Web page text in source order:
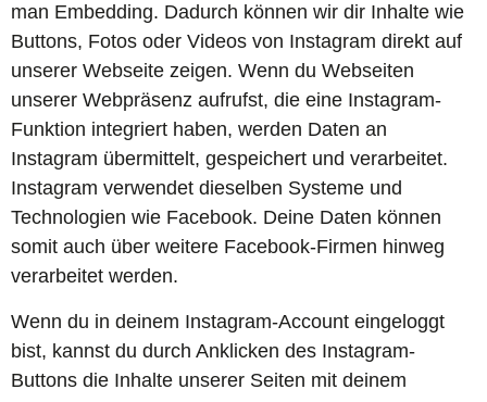
man Embedding. Dadurch können wir dir Inhalte wie
Buttons, Fotos oder Videos von Instagram direkt auf
unserer Webseite zeigen. Wenn du Webseiten
unserer Webpräsenz aufrufst, die eine Instagram-
Funktion integriert haben, werden Daten an
Instagram übermittelt, gespeichert und verarbeitet.
Instagram verwendet dieselben Systeme und
Technologien wie Facebook. Deine Daten können
somit auch über weitere Facebook-Firmen hinweg
verarbeitet werden.
Wenn du in deinem Instagram-Account eingeloggt
bist, kannst du durch Anklicken des Instagram-
Buttons die Inhalte unserer Seiten mit deinem